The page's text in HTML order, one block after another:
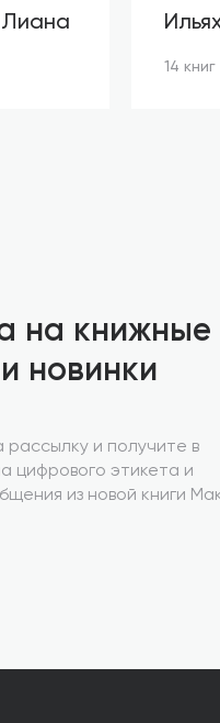
14 книг
на книжные
новинки
рассылку и получите в
цифрового этикета и
из новой книги